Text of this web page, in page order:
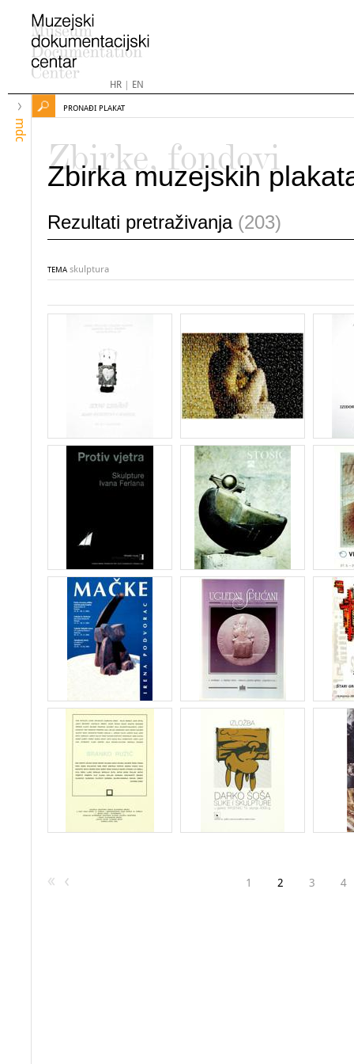
HR| EN
mdc
PRONAĐI PLAKAT
Zbirke, fondovi
Zbirka muzejskih
Rezultati pretraživanja (203)
TEMA skulptura
1 2 3 4